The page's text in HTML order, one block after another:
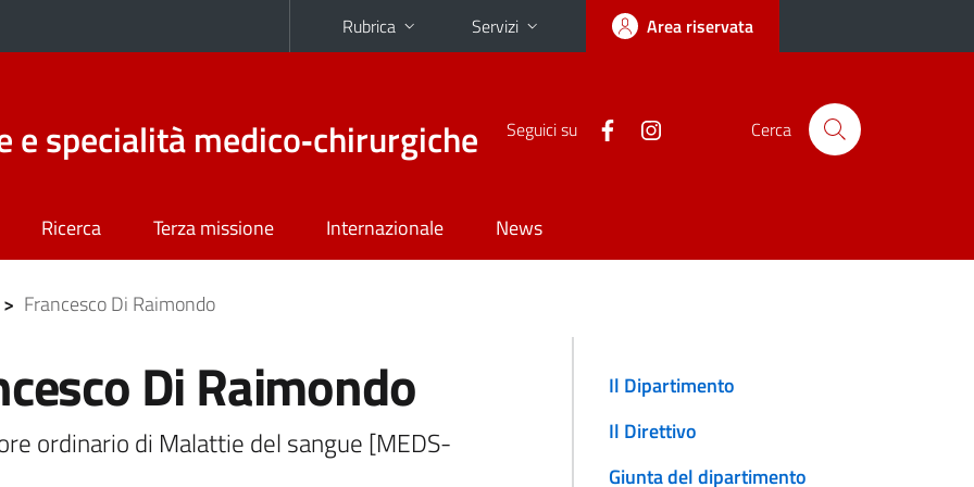
Rubrica Servizi Area riservata
e specialità medico‑chirurgiche Seguici su Cerca
Ricerca Terza missione Internazionale News
> Francesco Di Raimondo
Di Raimondo
ordinario di Malattie del sangue [MEDS-
Il Dipartimento
Il Direttivo
Giunta del dipartimento